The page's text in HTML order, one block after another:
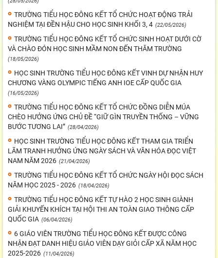
TRƯỜNG TIỂU HỌC ĐÔNG KẾT TỔ CHỨC HOẠT ĐỘNG TRẢI
NGHIỆM TẠI ĐỀN HẬU CHO HỌC SINH KHỐI 3, 4 (22/05/2026)
TRƯỜNG TIỂU HỌC ĐÔNG KẾT TỔ CHỨC SINH HOẠT DƯỚI CỜ
VÀ CHÀO ĐÓN HỌC SINH MẦM NON ĐẾN THĂM TRƯỜNG
(18/05/2026)
HỌC SINH TRƯỜNG TIỂU HỌC ĐÔNG KẾT VINH DỰ NHẬN HUY
CHƯƠNG VÀNG OLYMPIC TIẾNG ANH IOE CẤP QUỐC GIA
(16/05/2026)
TRƯỜNG TIỂU HỌC ĐÔNG KẾT TỔ CHỨC ĐỒNG DIỄN MÚA
CHÈO HƯỞNG ỨNG CHỦ ĐỀ “GIỮ GÌN TRUYỀN THỐNG – VỮNG
BƯỚC TƯƠNG LAI” (28/04/2026)
HỌC SINH TRƯỜNG TIỂU HỌC ĐÔNG KẾT THAM GIA TRIỂN
LÃM TRANH HƯỞNG ỨNG NGÀY SÁCH VÀ VĂN HÓA ĐỌC VIỆT
NAM NĂM 2026 (21/04/2026)
TRƯỜNG TIỂU HỌC ĐÔNG KẾT TỔ CHỨC NGÀY HỘI ĐỌC SÁCH
NĂM HỌC 2025 - 2026 (18/04/2026)
TRƯỜNG TIỂU HỌC ĐÔNG KẾT TỰ HÀO 2 HỌC SINH GIÀNH
GIẢI KHUYẾN KHÍCH TẠI HỘI THI AN TOÀN GIAO THÔNG CẤP
QUỐC GIA (06/04/2026)
6 GIÁO VIÊN TRƯỜNG TIỂU HỌC ĐÔNG KẾT ĐƯỢC CÔNG
NHẬN ĐẠT DANH HIỆU GIÁO VIÊN DẠY GIỎI CẤP XÃ NĂM HỌC
2025-2026 (11/04/2026)